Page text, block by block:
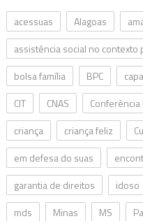
acessuas Alagoas
assistência social no contexto
bolsa família
BPC
CIT
CNAS Conferência
criança
criança feliz
em defesa do suas
garantia de direitos
idoso
mds
Minas MS